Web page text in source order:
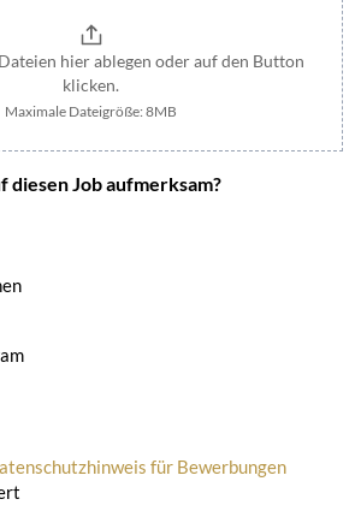
hier ablegen oder auf den Button
klicken.
Maximale Dateigröße: 8MB
diesen Job aufmerksam?
für Bewerbungen